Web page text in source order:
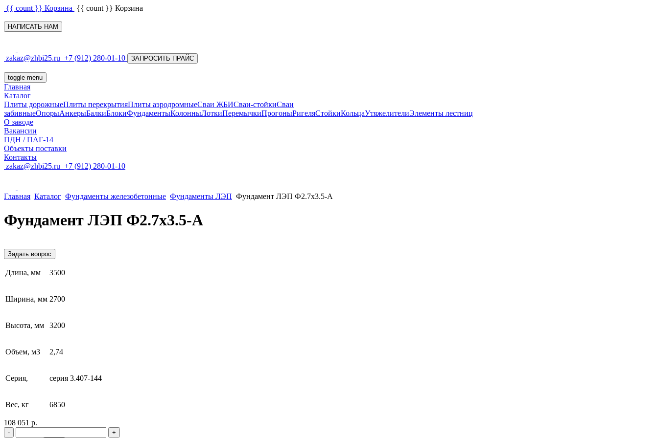
{{ count }} Корзина {{ count }} Корзина
НАПИСАТЬ НАМ
zakaz@zhbi25.ru +7 (912) 280-01-10 ЗАПРОСИТЬ ПРАЙС
toggle menu
Главная
Каталог
Плиты дорожныеПлиты перекрытияПлиты аэродромныеСваи ЖБИСваи-стойкиСваи
забивныеОпорыАнкерыБалкиБлокиФундаментыКолонныЛоткиПеремычкиПрогоныРигеляСтойкиКольцаУтяжелителиЭлементы лестниц
О заводе
Вакансии
ПДН / ПАГ-14
Объекты поставки
Контакты
zakaz@zhbi25.ru +7 (912) 280-01-10
Главная Каталог Фундаменты железобетонные Фундаменты ЛЭП Фундамент ЛЭП Ф2.7х3.5-А
Фундамент ЛЭП Ф2.7х3.5-А
Задать вопрос
Длина, мм 3500
Ширина, мм 2700
Высота, мм 3200
Объем, м3 2,74
Серия, серия 3.407-144
Вес, кг 6850
108 051 р.
- +